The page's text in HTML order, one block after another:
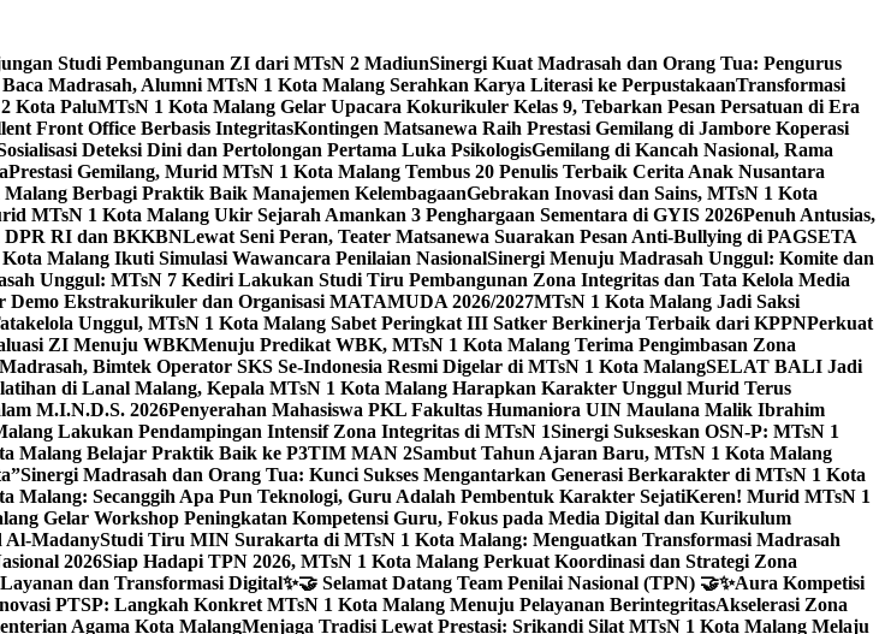
Studi Pembangunan ZI dari MTsN 2 MadiunSinergi Kuat Madrasah dan Orang Tua: Pengurus
Madrasah, Alumni MTsN 1 Kota Malang Serahkan Karya Literasi ke PerpustakaanTransformasi
Kota PaluMTsN 1 Kota Malang Gelar Upacara Kokurikuler Kelas 9, Tebarkan Pesan Persatuan di Era
Front Office Berbasis IntegritasKontingen Matsanewa Raih Prestasi Gemilang di Jambore Koperasi
Deteksi Dini dan Pertolongan Pertama Luka PsikologisGemilang di Kancah Nasional, Rama
Prestasi Gemilang, Murid MTsN 1 Kota Malang Tembus 20 Penulis Terbaik Cerita Anak Nusantara
Berbagi Praktik Baik Manajemen KelembagaanGebrakan Inovasi dan Sains, MTsN 1 Kota
MTsN 1 Kota Malang Ukir Sejarah Amankan 3 Penghargaan Sementara di GYIS 2026Penuh Antusias,
DPR RI dan BKKBNLewat Seni Peran, Teater Matsanewa Suarakan Pesan Anti-Bullying di PAGSETA
Malang Ikuti Simulasi Wawancara Penilaian NasionalSinergi Menuju Madrasah Unggul: Komite dan
Unggul: MTsN 7 Kediri Lakukan Studi Tiru Pembangunan Zona Integritas dan Tata Kelola Media
Demo Ekstrakurikuler dan Organisasi MATAMUDA 2026/2027MTsN 1 Kota Malang Jadi Saksi
Unggul, MTsN 1 Kota Malang Sabet Peringkat III Satker Berkinerja Terbaik dari KPPNPerkuat
ZI Menuju WBKMenuju Predikat WBK, MTsN 1 Kota Malang Terima Pengimbasan Zona
Bimtek Operator SKS Se-Indonesia Resmi Digelar di MTsN 1 Kota MalangSELAT BALI Jadi
di Lanal Malang, Kepala MTsN 1 Kota Malang Harapkan Karakter Unggul Murid Terus
M.I.N.D.S. 2026Penyerahan Mahasiswa PKL Fakultas Humaniora UIN Maulana Malik Ibrahim
Lakukan Pendampingan Intensif Zona Integritas di MTsN 1Sinergi Sukseskan OSN-P: MTsN 1
Malang Belajar Praktik Baik ke P3TIM MAN 2Sambut Tahun Ajaran Baru, MTsN 1 Kota Malang
Sinergi Madrasah dan Orang Tua: Kunci Sukses Mengantarkan Generasi Berkarakter di MTsN 1 Kota
Secanggih Apa Pun Teknologi, Guru Adalah Pembentuk Karakter SejatiKeren! Murid MTsN 1
Gelar Workshop Peningkatan Kompetensi Guru, Fokus pada Media Digital dan Kurikulum
Al-MadanyStudi Tiru MIN Surakarta di MTsN 1 Kota Malang: Menguatkan Transformasi Madrasah
2026Siap Hadapi TPN 2026, MTsN 1 Kota Malang Perkuat Koordinasi dan Strategi Zona
dan Transformasi Digital✨🤝 Selamat Datang Team Penilai Nasional (TPN) 🤝✨Aura Kompetisi
PTSP: Langkah Konkret MTsN 1 Kota Malang Menuju Pelayanan BerintegritasAkselerasi Zona
Agama Kota MalangMenjaga Tradisi Lewat Prestasi: Srikandi Silat MTsN 1 Kota Malang Melaju